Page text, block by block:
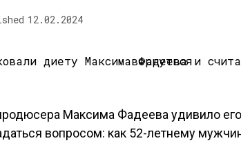
12.02.2024
Максима Фадеева удивило
вопросом: как 52-летнему